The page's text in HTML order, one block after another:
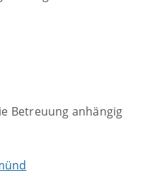
Betreuung anhängig